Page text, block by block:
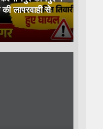
लापरवाही से